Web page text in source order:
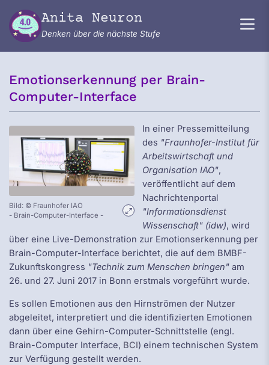
Anita Neuron
Denken über die nächste Stufe
Emotionserkennung per Brain-
Computer-Interface
Bild: © Fraunhofer IAO
- Brain-Computer-Interface -
In einer Pressemitteilung
des "Fraunhofer-Institut für
Arbeitswirtschaft und
Organisation IAO",
veröffentlicht auf dem
Nachrichtenportal
"Informationsdienst
Wissenschaft" (idw), wird
über eine Live-Demonstration zur Emotionserkennung per
Brain-Computer-Interface berichtet, die auf dem BMBF-
Zukunftskongress "Technik zum Menschen bringen" am
26. und 27. Juni 2017 in Bonn erstmals vorgeführt wurde.
Es sollen Emotionen aus den Hirnströmen der Nutzer
abgeleitet, interpretiert und die identifizierten Emotionen
dann über eine Gehirn-Computer-Schnittstelle (engl.
Brain-Computer Interface, BCI) einem technischen System
zur Verfügung gestellt werden.